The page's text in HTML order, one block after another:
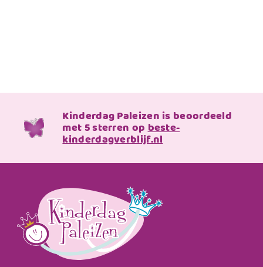
Kinderdag Paleizen is beoordeeld
met 5 sterren opbeste-
kinderdagverblijf.nl